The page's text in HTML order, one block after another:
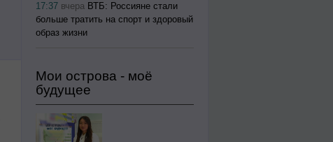
17:37 вчера ВТБ: Россияне стали
больше тратить на спорт и здоровый
образ жизни
Мои острова - моё
будущее